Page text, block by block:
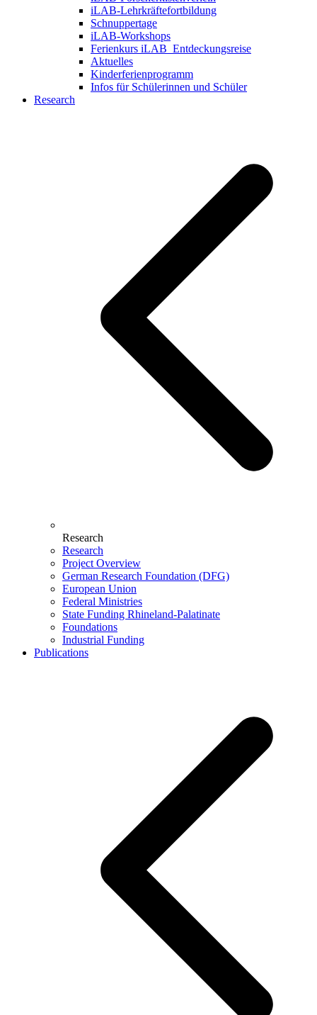
iLAB-Lehrkräftefortbildung
Schnuppertage
iLAB-Workshops
Ferienkurs iLAB_Entdeckungsreise
Aktuelles
Kinderferienprogramm
Infos für Schülerinnen und Schüler
Research
Research
Research
Project Overview
German Research Foundation (DFG)
European Union
Federal Ministries
State Funding Rhineland-Palatinate
Foundations
Industrial Funding
Publications